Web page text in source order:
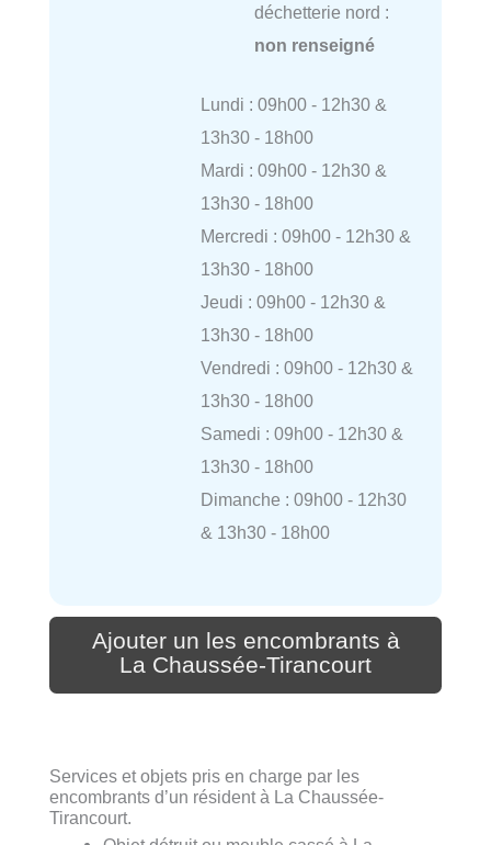
déchetterie nord :
non renseigné
Lundi : 09h00 - 12h30 &
13h30 - 18h00
Mardi : 09h00 - 12h30 &
13h30 - 18h00
Mercredi : 09h00 - 12h30 &
13h30 - 18h00
Jeudi : 09h00 - 12h30 &
13h30 - 18h00
Vendredi : 09h00 - 12h30 &
13h30 - 18h00
Samedi : 09h00 - 12h30 &
13h30 - 18h00
Dimanche : 09h00 - 12h30
& 13h30 - 18h00
Ajouter un les encombrants à
La Chaussée-Tirancourt
Services et objets pris en charge par les
encombrants d’un résident à La Chaussée-
Tirancourt.